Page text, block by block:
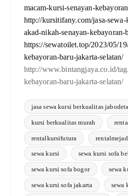
macam-kursi-senayan-
http://kursitifany.com/jasa-
akad-nikah-senayan-kebayoran-
https://sewatoilet.top/2023/05/
kebayoran-baru-jakarta-selatan/
http://www.bintangjaya.co.id/
kebayoran-baru-jakarta-selatan/
jasa sewa kursi berkualitas
kursi berkualitas murah
rentalkursifutura
sewa kursi sewa kursi sofa
sewa kursi sofa bogor sewa
sewa kursi sofa jakarta sewa